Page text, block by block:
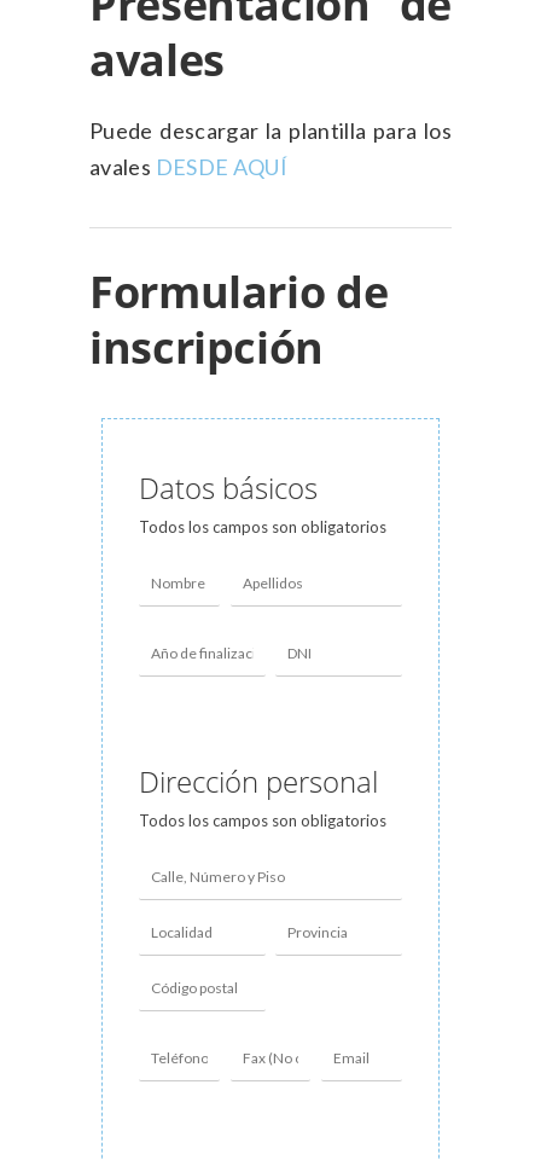
avales
Puede descargar la plantilla para los
avales DESDE AQUÍ
Formulario de
inscripción
Datos básicos
Todos los campos son obligatorios
Dirección personal
Todos los campos son obligatorios